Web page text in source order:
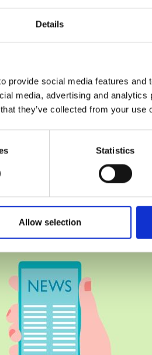
Details
provide social media features and
media, advertising and
they’ve collected from your use
Statistics
Allow selection